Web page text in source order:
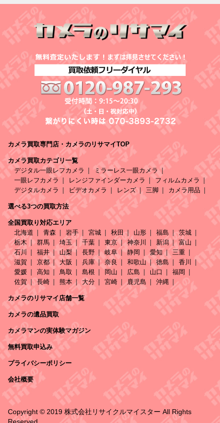
カメラ買取専門店・カメラのリサマイTOP
カメラ買取カテゴリ一覧
デジタル一眼レフカメラ
ミラーレス一眼カメラ
一眼レフカメラ
レンジファインダーカメラ
フィルムカメラ
デジタルカメラ
ビデオカメラ レンズ 三脚 カメラ用品
選べる3つの買取方法
全国買取り対応エリア
北海道
青森 岩手 宮城 秋田 山形 福島
茨城
栃木
群馬 埼玉 千葉 東京 神奈川 新潟
富山
石川
福井 山梨 長野 岐阜 静岡 愛知
三重
滋賀
京都 大阪 兵庫 奈良 和歌山 徳島
香川
愛媛
高知 鳥取 島根 岡山 広島 山口
福岡
佐賀
長崎 熊本 大分 宮崎 鹿児島 沖縄
カメラのリサマイ店舗一覧
カメラの遺品買取
カメラマンの実体験マガジン
無料買取申込み
プライバシーポリシー
会社概要
Copyright © 2019 株式会社リサイクルマイスター All Rights